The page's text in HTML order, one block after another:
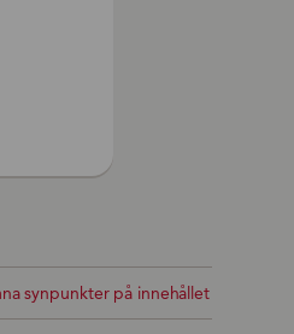
synpunkter på innehållet